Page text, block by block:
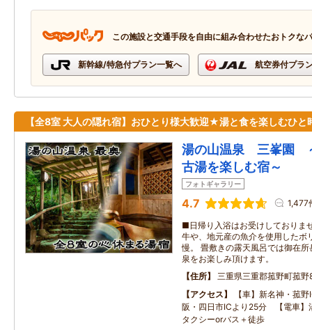
この施設と交通手段を自由に組み合わせたおトクな
新幹線/特急付プラン一覧へ 航空券付プラ
【全8室 大人の隠れ宿】おひとり様大歓迎★湯と食を楽しむひと
湯の山温泉 三峯園
古湯を楽しむ宿～
フォトギャラリー
4.7 1,477
■日帰り入浴はお受けしておりま
牛や、地元産の魚介を使用したボ
慢。 畳敷きの露天風呂では御在
泉をお楽しみ頂けます。
住所
三重県三重郡菰野町菰
アクセス
【車】新名神・菰
阪・四日市ICより25分 【電車】
タクシーorバス＋徒歩